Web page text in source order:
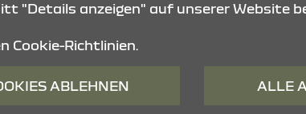
2026 Dacia
"Details anzeigen" auf unserer Website
Cookie-Richtlinien.
ABLEHNEN ALLE